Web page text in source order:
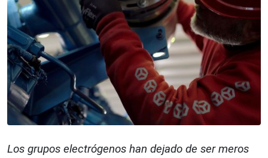
Los grupos electrógenos han dejado de ser meros